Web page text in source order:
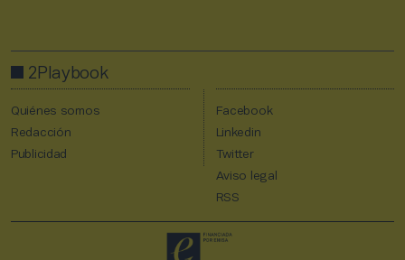
2Playbook
Quiénes somos
Redacción
Publicidad
Facebook
Linkedin
Twitter
Aviso legal
RSS